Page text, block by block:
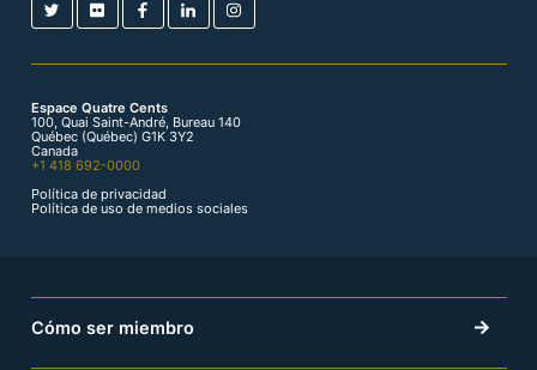
Espace Quatre Cents
100, Quai Saint-André, Bureau 140
Québec (Québec) G1K 3Y2
Canada
+1 418 692-0000
Política de privacidad
Política de uso de medios sociales
Cómo ser miembro